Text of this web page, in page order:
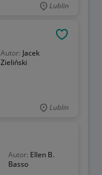
Lublin
Autor: Jacek
Zieliński
Lublin
Autor: Ellen B.
Basso